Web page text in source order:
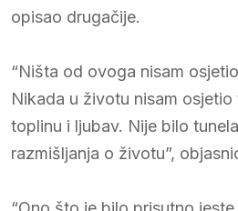
opisao drugačije.
“Ništa od ovoga nisam
Nikada u životu nisam osjetio
toplinu i ljubav. Nije bilo
razmišljanja o životu”,